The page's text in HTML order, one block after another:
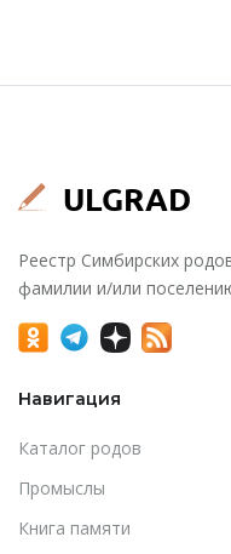
Реестр Симбирских
фамилии и/или
Навигация
Каталог родов
Промыслы
Книга памяти